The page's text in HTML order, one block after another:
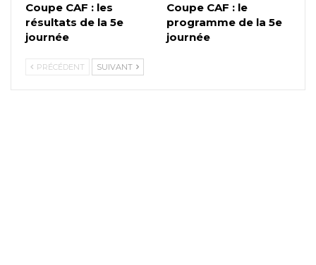
Coupe CAF : les
résultats de la 5e
journée
Coupe CAF : le
programme de la 5e
journée
PRÉCÉDENT SUIVANT